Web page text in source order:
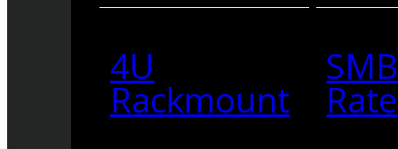
4U
Rackmount Rate